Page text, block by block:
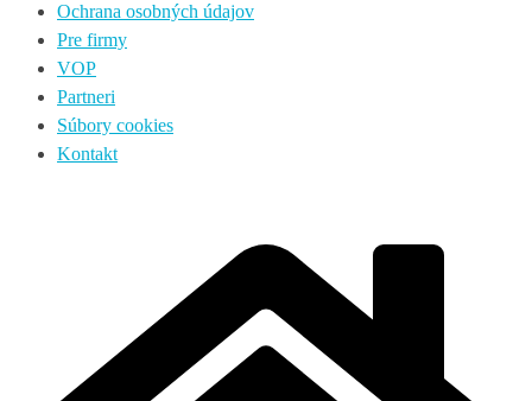
Ochrana osobných údajov
Pre firmy
VOP
Partneri
Súbory cookies
Kontakt